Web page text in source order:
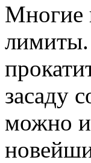
Многие
лимиты.
засаду
можно